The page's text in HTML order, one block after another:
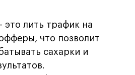
это лить трафик на
что позволит
сахарки и